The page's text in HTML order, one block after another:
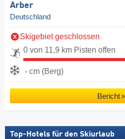
Arber
Deutschland
Skigebiet geschlossen
0 von 11,9 km Pisten offen
- cm (Berg)
Bericht
Top-Hotels für den Skiurlaub